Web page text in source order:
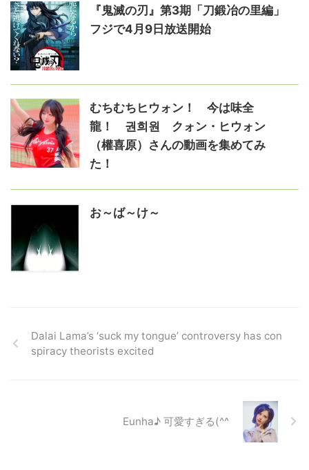
『鬼滅の刃』第3期「刀鍛冶の里編」
フジで4月9日放送開始
むちむちヒウォン！ 今は味全
龍！ 권희원 クォン・ヒウォン
（權喜原）さんの動画を集めてみ
た！
お～ば～け～
Dalai Lama’s ‘suck my tongue’ controversy has con
spiracy theorists excited
Eunha♪ 可愛すぎる(^^